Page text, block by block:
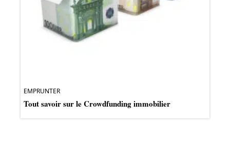
EMPRUNTER
Tout savoir sur le Crowdfunding immobilier